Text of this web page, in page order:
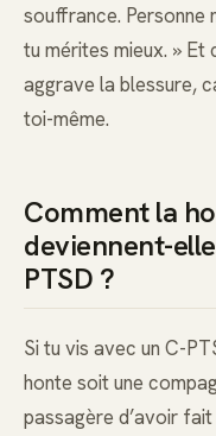
souffrance. Personne
tu mérites mieux. »
aggrave la blessure,
toi-même.
Comment la
deviennent-
PTSD ?
Si tu vis avec un C-
honte soit une
passagère d’avoir